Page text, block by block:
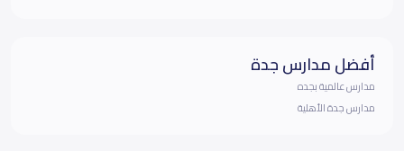
أفضل مدارس جدة
مدارس عالمية بجده
مدارس جدة الأهلية